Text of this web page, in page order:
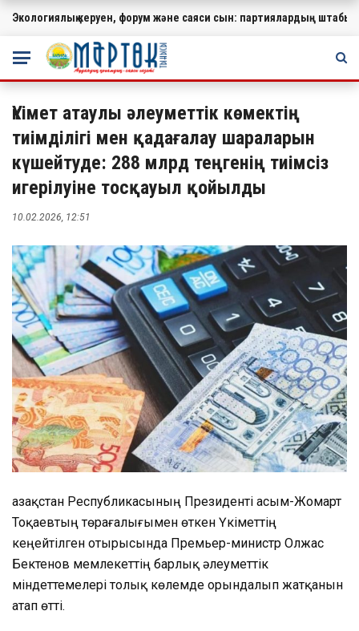
МАҢЫЗДЫ
Экологиялық керуен, форум және саяси сын: партиялардың
Үкімет атаулы әлеуметтік көмектің
тиімділігі мен қадағалау шараларын
күшейтуде: 288 млрд теңгенің тиімсіз
игерілуіне тосқауыл қойылды
10.02.2026, 12:51
Қазақстан Республикасының Президенті Қасым-Жомарт
Тоқаевтың төрағалығымен өткен Үкіметтің
кеңейтілген отырысында Премьер-министр Олжас
Бектенов мемлекеттің барлық әлеуметтік
міндеттемелері толық көлемде орындалып жатқанын
атап өтті.